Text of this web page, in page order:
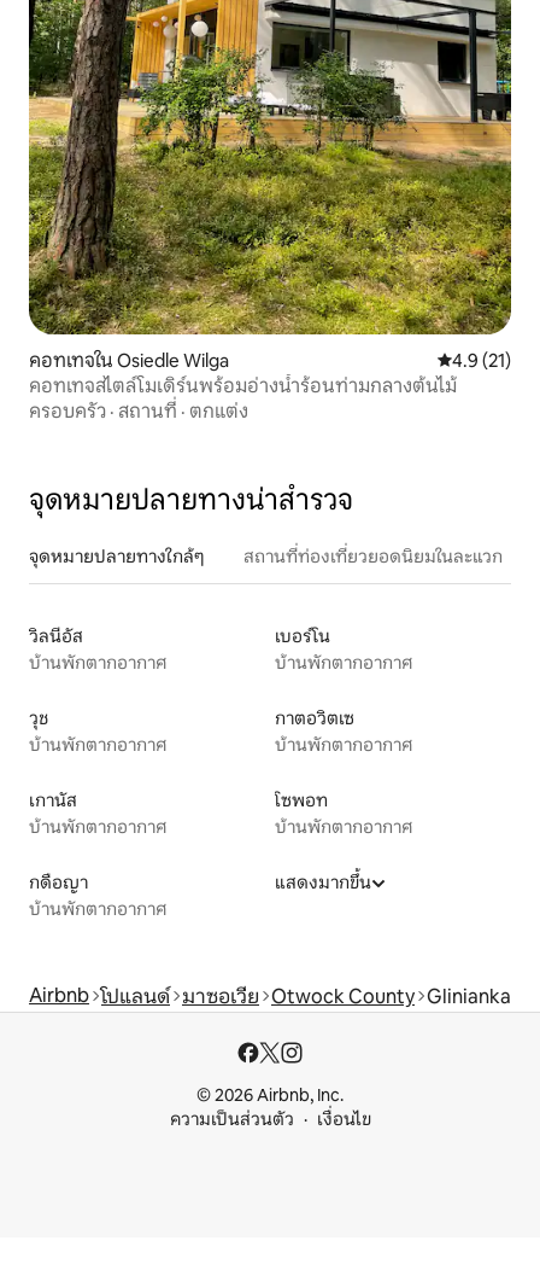
คอทเทจใน Osiedle Wilga คะแนนเฉลี่ย
4.9 (21)
คอทเทจสไตล์โมเดิร์นพร้อมอ่างน้ำร้อนท่ามกลางต้นไม้
ครอบครัว · สถานที่ · ตกแต่ง
จุดหมายปลายทางน่าสำรวจ
จุดหมายปลายทางใกล้ๆ สถานที่ท่องเที่ยวยอดนิยมในละแวก
วิลนีอัส
บ้านพักตากอากาศ
เบอร์โน
บ้านพักตากอากาศ
วุช
บ้านพักตากอากาศ
กาตอวิตเซ
บ้านพักตากอากาศ
เกานัส
บ้านพักตากอากาศ
โซพอท
บ้านพักตากอากาศ
กดือญา
บ้านพักตากอากาศ
แสดงมากขึ้น
Airbnb โปแลนด์ มาซอเวีย Otwock County Glinianka
© 2026 Airbnb, Inc.
ความเป็นส่วนตัว
เงื่อนไข